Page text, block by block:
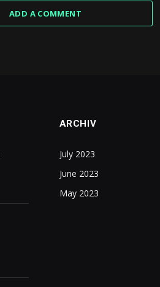
ADD A COMMENT
ARCHIV
July 2023
June 2023
May 2023